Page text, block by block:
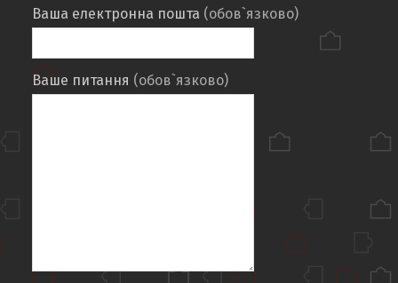
Ваша електронна пошта (обов`язково)
Ваше питання (обов`язково)